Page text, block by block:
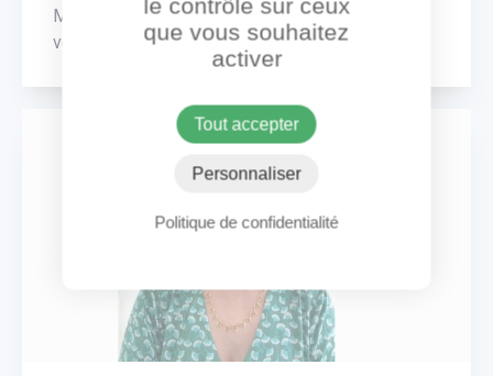
Marseille : ils transforment un McDonald's en un
véritable lieu d'entraide
le contrôle sur ceux
que vous souhaitez
activer
Tout accepter
Personnaliser
Politique de confidentialité